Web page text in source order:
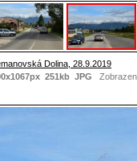
Dolina, 28.9.2019
251kb JPG